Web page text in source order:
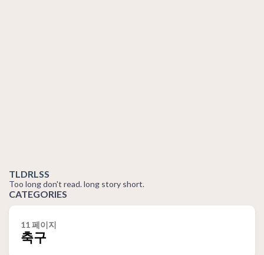
TLDRLSS
Too long don't read. long story short.
CATEGORIES
11 페이지
축구